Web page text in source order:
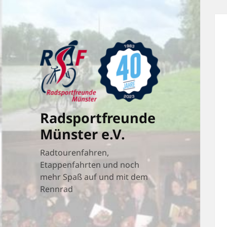
Radsportfreunde
Münster e.V.
Radtourenfahren,
Etappenfahrten und noch
mehr Spaß auf und mit dem
Rennrad